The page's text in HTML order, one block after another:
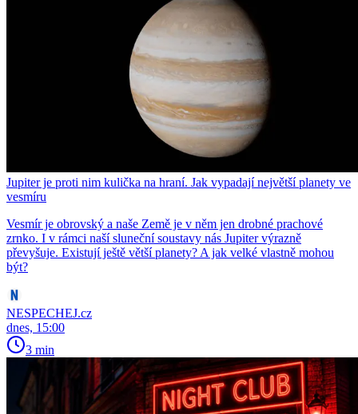
Jupiter je proti nim kulička na hraní. Jak vypadají největší planety ve
vesmíru
Vesmír je obrovský a naše Země je v něm jen drobné prachové
zrnko. I v rámci naší sluneční soustavy nás Jupiter výrazně
převyšuje. Existují ještě větší planety? A jak velké vlastně mohou
být?
NESPECHEJ.cz
dnes, 15:00
3 min